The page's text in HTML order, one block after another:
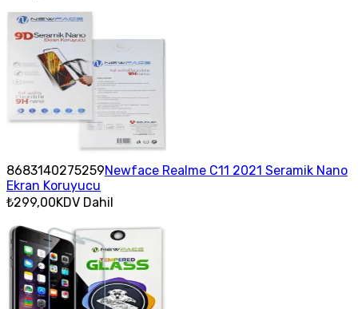
8683140275259Newface Realme C11 2021 Seramik Nano
Ekran Koruyucu
₺299,00KDV Dahil